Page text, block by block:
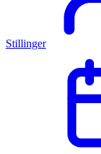
Stillinger